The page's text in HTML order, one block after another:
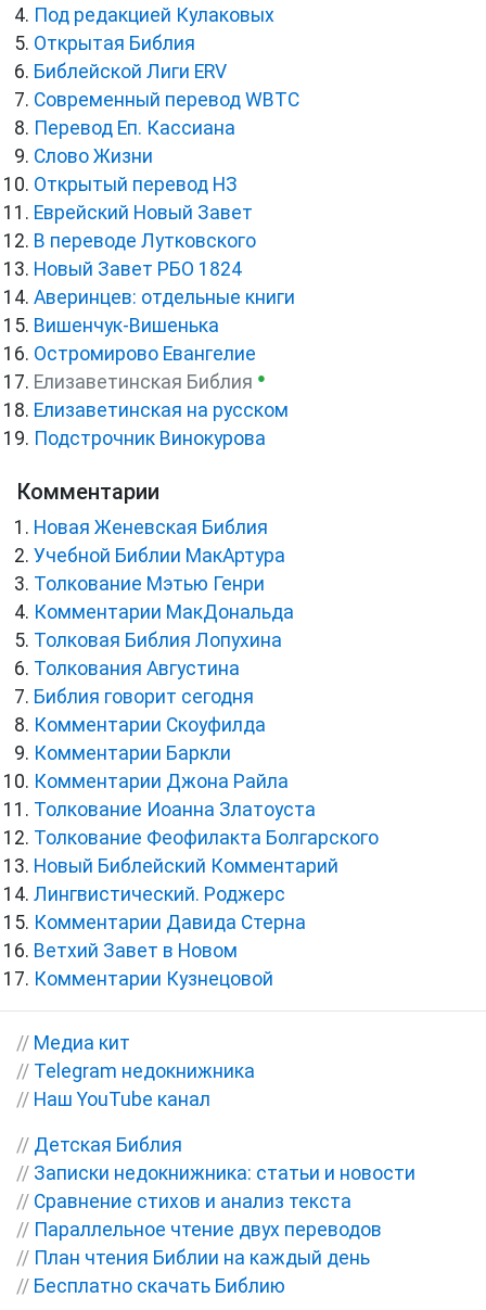
Под редакцией Кулаковых
Открытая Библия
Библейской Лиги ERV
Cовременный перевод WBTC
Перевод Еп. Кассиана
Слово Жизни
Открытый перевод НЗ
Еврейский Новый Завет
В переводе Лутковского
Новый Завет РБО 1824
Аверинцев: отдельные книги
Вишенчук-Вишенька
Остромирово Евангелие
Елизаветинская Библия ●
Елизаветинская на русском
Подстрочник Винокурова
Комментарии
Новая Женевская Библия
Учебной Библии МакАртура
Толкование Мэтью Генри
Комментарии МакДональда
Толковая Библия Лопухина
Толкования Августина
Библия говорит сегодня
Комментарии Скоуфилда
Комментарии Баркли
Комментарии Джона Райла
Толкование Иоанна Златоуста
Толкование Феофилакта Болгарского
Новый Библейский Комментарий
Лингвистический. Роджерс
Комментарии Давида Стерна
Ветхий Завет в Новом
Комментарии Кузнецовой
// Медиа кит
// Telegram недокнижника
// Наш YouTube канал
// Детская Библия
// Записки недокнижника: статьи и новости
// Сравнение стихов и анализ текста
// Параллельное чтение двух переводов
// План чтения Библии на каждый день
// Бесплатно скачать Библию